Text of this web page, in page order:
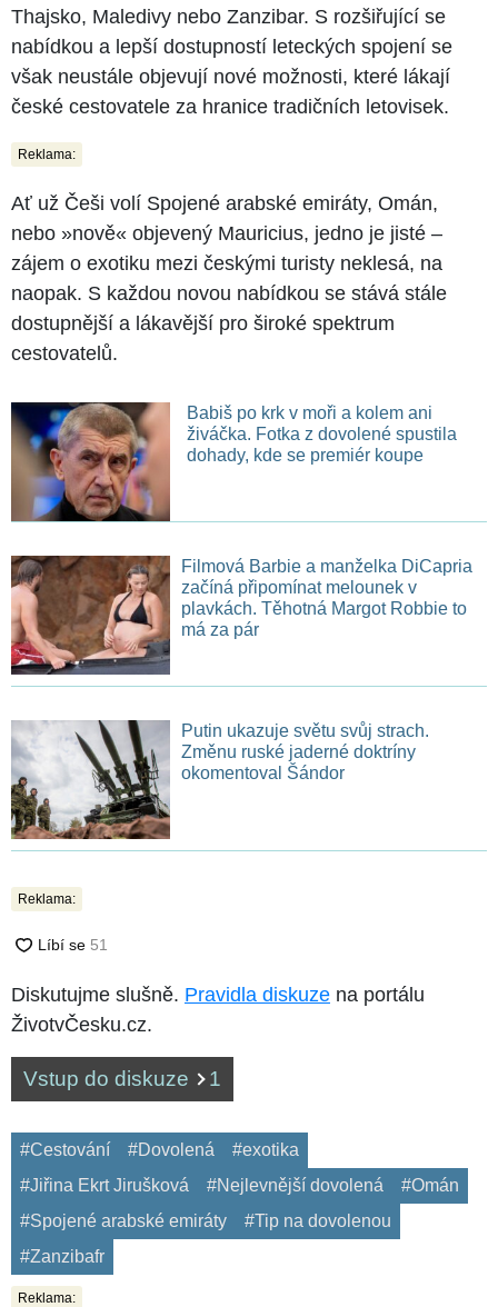
Thajsko, Maledivy nebo Zanzibar. S rozšiřující se
nabídkou a lepší dostupností leteckých spojení se
však neustále objevují nové možnosti, které lákají
české cestovatele za hranice tradičních letovisek.
Reklama:
Ať už Češi volí Spojené arabské emiráty, Omán,
nebo »nově« objevený Mauricius, jedno je jisté –
zájem o exotiku mezi českými turisty neklesá, na
naopak. S každou novou nabídkou se stává stále
dostupnější a lákavější pro široké spektrum
cestovatelů.
Babiš po krk v moři a kolem ani
živáčka. Fotka z dovolené spustila
dohady, kde se premiér koupe
Filmová Barbie a manželka DiCapria
začíná připomínat melounek v
plavkách. Těhotná Margot Robbie to
má za pár
Putin ukazuje světu svůj strach.
Změnu ruské jaderné doktríny
okomentoval Šándor
Reklama:
Diskutujme slušně. Pravidla diskuze na portálu
ŽivotvČesku.cz.
Vstup do diskuze 1
#Cestování #Dovolená
#exotika
#Jiřina Ekrt Jirušková
#Nejlevnější dovolená
#Omán
#Spojené arabské emiráty
#Tip na dovolenou
#Zanzibafr
Reklama: